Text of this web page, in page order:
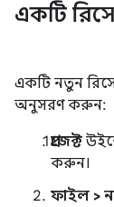
একটি
একটি নতুন
অনুসরণ করুন:
প্রজেক্ট
করুন।
ফাইল >